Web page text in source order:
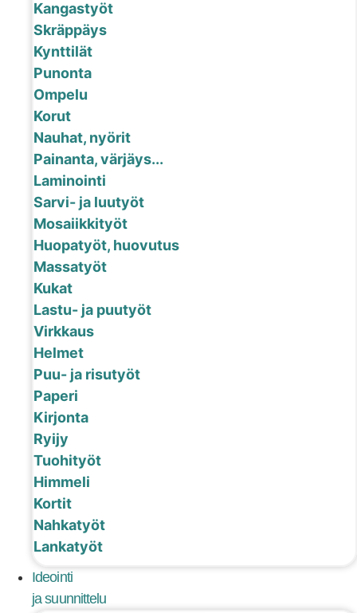
Kangastyöt
Skräppäys
Kynttilät
Punonta
Ompelu
Korut
Nauhat, nyörit
Painanta, värjäys...
Laminointi
Sarvi- ja luutyöt
Mosaiikkityöt
Huopatyöt, huovutus
Massatyöt
Kukat
Lastu- ja puutyöt
Virkkaus
Helmet
Puu- ja risutyöt
Paperi
Kirjonta
Ryijy
Tuohityöt
Himmeli
Kortit
Nahkatyöt
Lankatyöt
Ideointi
ja suunnittelu